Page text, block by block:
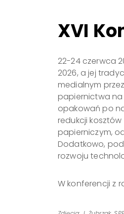
XVI
22-24 czerwca
2026, a jej
medialnym
papiernictwa na
opakowań po
redukcji
papierniczym,
Dodatkowo,
rozwoju
W konferencji z